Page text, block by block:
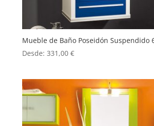
Mueble de Baño Poseidón Suspendido
Desde: 331,00 €